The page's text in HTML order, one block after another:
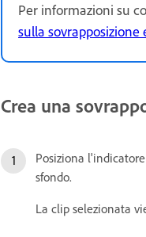
Per informazioni su
sulla sovrapposizione
Crea una
Posiziona
sfondo.
La clip selezionata